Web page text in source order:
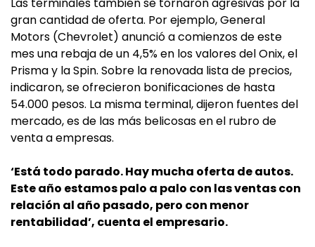
gran cantidad de oferta. Por ejemplo, General
Motors (Chevrolet) anunció a comienzos de este
mes una rebaja de un 4,5% en los valores del Onix, el
Prisma y la Spin. Sobre la renovada lista de precios,
indicaron, se ofrecieron bonificaciones de hasta
54.000 pesos. La misma terminal, dijeron fuentes del
mercado, es de las más belicosas en el rubro de
venta a empresas.
‘Está todo parado. Hay mucha oferta de autos.
Este año estamos palo a palo con las ventas con
relación al año pasado, pero con menor
rentabilidad’, cuenta el empresario.